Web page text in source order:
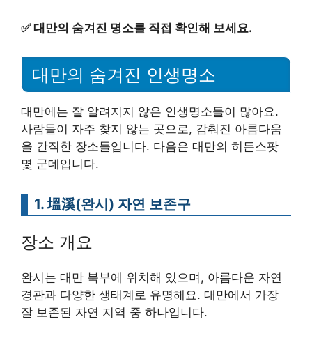
✅대만의 숨겨진 명소를 직접 확인해 보세요.
대만의 숨겨진 인생명소
대만에는 잘 알려지지 않은 인생명소들이 많아요.
사람들이 자주 찾지 않는 곳으로, 감춰진 아름다움
을 간직한 장소들입니다. 다음은 대만의 히든스팟
몇 군데입니다.
1. 塭溪(완시) 자연 보존구
장소 개요
완시는 대만 북부에 위치해 있으며, 아름다운 자연
경관과 다양한 생태계로 유명해요. 대만에서 가장
잘 보존된 자연 지역 중 하나입니다.